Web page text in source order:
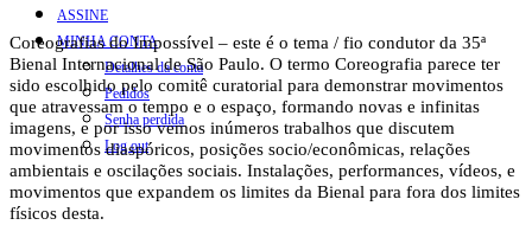
ASSINE
MINHA CONTA
Detalhes da conta
Pedidos
Senha perdida
Log out
Coreografias do Impossível – este é o tema / fio condutor da 35ª
Bienal Internacional de São Paulo. O termo Coreografia parece ter
sido escolhido pelo comitê curatorial para demonstrar movimentos
que atravessam o tempo e o espaço, formando novas e infinitas
imagens, e por isso vemos inúmeros trabalhos que discutem
movimentos diaspóricos, posições socio/econômicas, relações
ambientais e oscilações sociais. Instalações, performances, vídeos, e
movimentos que expandem os limites da Bienal para fora dos limites
físicos desta.